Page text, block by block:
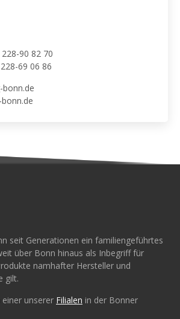
90 82 70
69 06 86
seit Generationen ein familiengeführtes
über Bonn hinaus als Inbegriff für
namhafter Hersteller und
gilt.
einer unserer Filialen in der Bonner